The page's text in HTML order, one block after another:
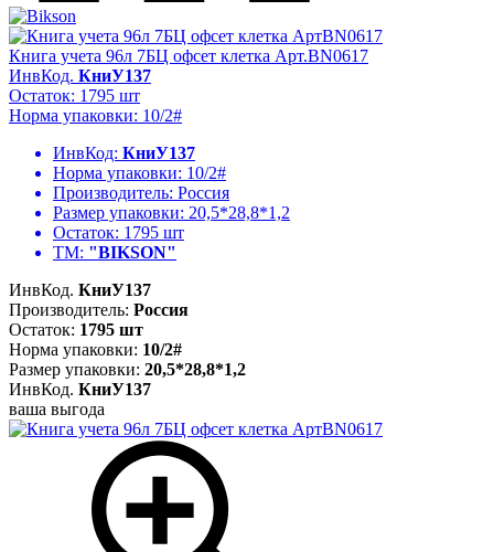
Книга учета 96л 7БЦ офсет клетка Арт.BN0617
ИнвКод. КниУ137
Остаток: 1795 шт
Норма упаковки: 10/2#
ИнвКод: КниУ137
Норма упаковки: 10/2#
Производитель: Россия
Размер упаковки: 20,5*28,8*1,2
Остаток: 1795 шт
ТМ: "BIKSON"
ИнвКод. КниУ137
Производитель: Россия
Остаток: 1795 шт
Норма упаковки: 10/2#
Размер упаковки: 20,5*28,8*1,2
ИнвКод. КниУ137
ваша выгода